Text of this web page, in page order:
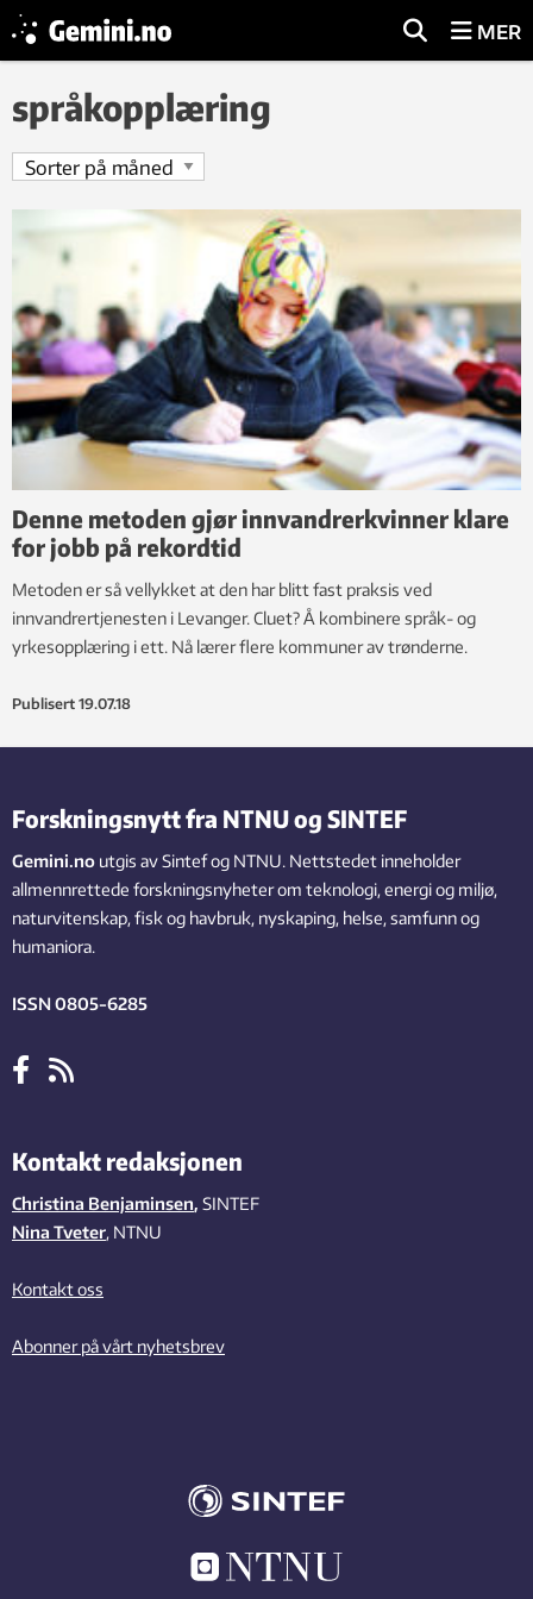
MER
språkopplæring
Denne metoden gjør innvandrerkvinner klare
for jobb på rekordtid
Metoden er så vellykket at den har blitt fast praksis ved
innvandrertjenesten i Levanger. Cluet? Å kombinere språk- og
yrkesopplæring i ett. Nå lærer flere kommuner av trønderne.
Publisert 19.07.18
Forskningsnytt fra NTNU og SINTEF
Gemini.no utgis av Sintef og NTNU. Nettstedet inneholder
allmennrettede forskningsnyheter om teknologi, energi og miljø,
naturvitenskap, fisk og havbruk, nyskaping, helse, samfunn og
humaniora.
ISSN 0805-6285
Kontakt redaksjonen
Christina Benjaminsen, SINTEF
Nina Tveter, NTNU
Kontakt oss
Abonner på vårt nyhetsbrev